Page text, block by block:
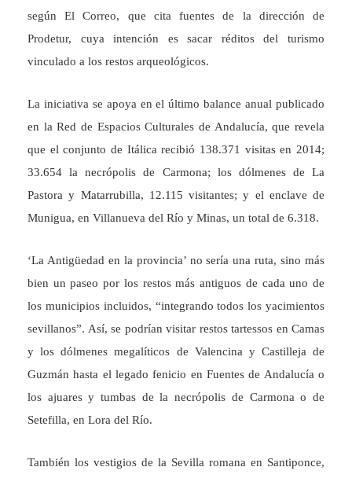
según El Correo, que cita fuentes de la dirección de
Prodetur, cuya intención es sacar réditos del turismo
vinculado a los restos arqueológicos.
La iniciativa se apoya en el último balance anual publicado
en la Red de Espacios Culturales de Andalucía, que revela
que el conjunto de Itálica recibió 138.371 visitas en 2014;
33.654 la necrópolis de Carmona; los dólmenes de La
Pastora y Matarrubilla, 12.115 visitantes; y el enclave de
Munigua, en Villanueva del Río y Minas, un total de 6.318.
‘La Antigüedad en la provincia’ no sería una ruta, sino más
bien un paseo por los restos más antiguos de cada uno de
los municipios incluidos, “integrando todos los yacimientos
sevillanos”. Así, se podrían visitar restos tartessos en Camas
y los dólmenes megalíticos de Valencina y Castilleja de
Guzmán hasta el legado fenicio en Fuentes de Andalucía o
los ajuares y tumbas de la necrópolis de Carmona o de
Setefilla, en Lora del Río.
También los vestigios de la Sevilla romana en Santiponce,